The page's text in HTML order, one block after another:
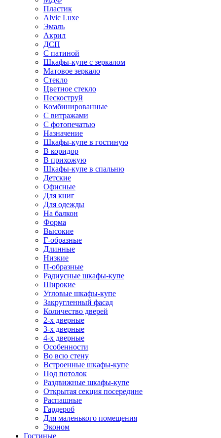
Пластик
Alvic Luxe
Эмаль
Акрил
ДСП
С патиной
Шкафы-купе с зеркалом
Матовое зеркало
Стекло
Цветное стекло
Пескоструй
Комбинированные
С витражами
С фотопечатью
Назначение
Шкафы-купе в гостиную
В коридор
В прихожую
Шкафы-купе в спальню
Детские
Офисные
Для книг
Для одежды
На балкон
Форма
Высокие
Г-образные
Длинные
Низкие
П-образные
Радиусные шкафы-купе
Широкие
Угловые шкафы-купе
Закругленный фасад
Количество дверей
2-х дверные
3-х дверные
4-х дверные
Особенности
Во всю стену
Встроенные шкафы-купе
Под потолок
Раздвижные шкафы-купе
Открытая секция посередине
Распашные
Гардероб
Для маленького помещения
Эконом
Гостиные